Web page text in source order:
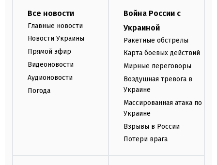
Все новости
Главные новости
Новости Украины
Прямой эфир
Видеоновости
Аудионовости
Погода
Война России с
Украиной
Ракетные обстрелы
Карта боевых действий
Мирные переговоры
Воздушная тревога в
Украине
Массированная атака по
Украине
Взрывы в России
Потери врага